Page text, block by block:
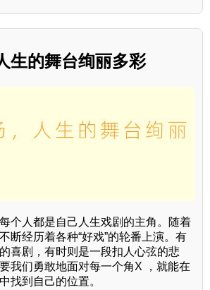
生的舞台绚丽多彩
个人都是自己人生戏剧的主角。随着
断经历着各种“好戏”的轮番上演。有
喜剧，有时则是一段扣人心弦的悲
我们勇敢地面对每一个角X ，就能在
找到自己的位置。